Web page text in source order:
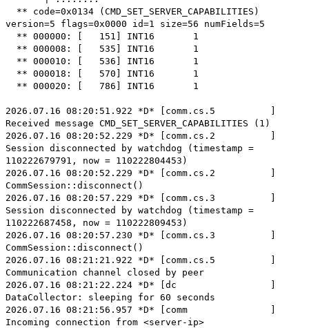
** code=0x0134 (CMD_SET_SERVER_CAPABILITIES)
version=5 flags=0x0000 id=1 size=56 numFields=5
** 000000: [ 151] INT16 1
** 000008: [ 535] INT16 1
** 000010: [ 536] INT16 1
** 000018: [ 570] INT16 1
** 000020: [ 786] INT16 1
2026.07.16 08:20:51.922 *D* [comm.cs.5 ]
Received message CMD_SET_SERVER_CAPABILITIES (1)
2026.07.16 08:20:52.229 *D* [comm.cs.2 ]
Session disconnected by watchdog (timestamp =
110222679791, now = 110222804453)
2026.07.16 08:20:52.229 *D* [comm.cs.2 ]
CommSession::disconnect()
2026.07.16 08:20:57.229 *D* [comm.cs.3 ]
Session disconnected by watchdog (timestamp =
110222687458, now = 110222809453)
2026.07.16 08:20:57.230 *D* [comm.cs.3 ]
CommSession::disconnect()
2026.07.16 08:21:21.922 *D* [comm.cs.5 ]
Communication channel closed by peer
2026.07.16 08:21:22.224 *D* [dc ]
DataCollector: sleeping for 60 seconds
2026.07.16 08:21:56.957 *D* [comm ]
Incoming connection from <server-ip>